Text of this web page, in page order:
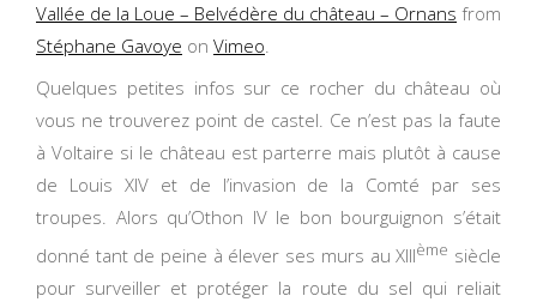
Vallée de la Loue – Belvédère du château – Ornans from
Stéphane Gavoye on Vimeo.
Quelques petites infos sur ce rocher du château où
vous ne trouverez point de castel. Ce n’est pas la faute
à Voltaire si le château est parterre mais plutôt à cause
de Louis XIV et de l’invasion de la Comté par ses
troupes. Alors qu’Othon IV le bon bourguignon s’était
donné tant de peine à élever ses murs au XIIIème siècle
pour surveiller et protéger la route du sel qui reliait